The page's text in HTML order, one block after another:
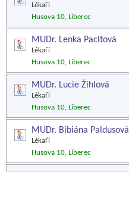
Lékaři
Husova 10, Liberec
MUDr. Lenka Pacltová
Lékaři
Husova 10, Liberec
MUDr. Lucie Žihlová
Lékaři
Husova 10, Liberec
MUDr. Bibiána Paldusová
Lékaři
Husova 10, Liberec